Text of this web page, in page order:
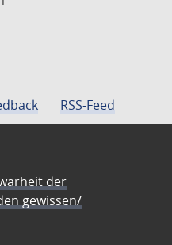
RSS-Feed
der
gewissen/